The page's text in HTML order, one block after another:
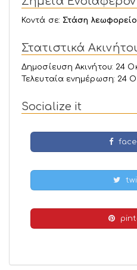
Κοντά σε: Στάση
Στατιστικά
Δημοσίευση Ακινήτου: 24
Τελευταία ενημέρωση: 24
Socialize it